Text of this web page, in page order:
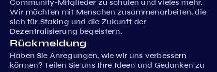
Community-Mitglieder zu schulen und vieles mehr.
Wir möchten mit Menschen zusammenarbeiten, die
sich für Staking und die Zukunft der
Dezentralisierung begeistern.
Rückmeldung
Haben Sie Anregungen, wie wir uns verbessern
können? Teilen Sie uns Ihre Ideen und Gedanken zu